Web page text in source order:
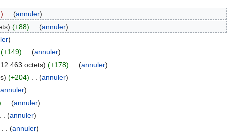
(annuler)
(+88) (annuler)
)
(+149) . . (annuler)
463 octets) (+178) (annuler)
(+204) (annuler)
annuler)
(annuler)
. . (annuler)
(annuler)